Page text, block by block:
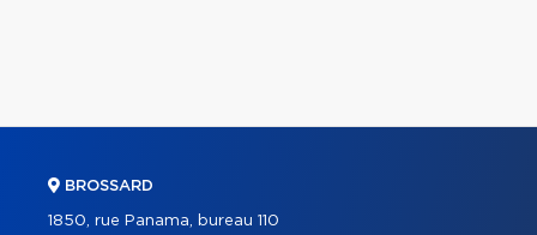
BROSSARD
1850, rue Panama, bureau 110